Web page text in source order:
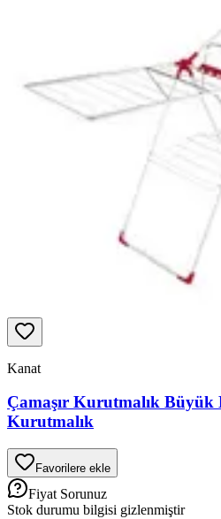
Kanat
Çamaşır Kurutmalık Büyük
Kurutmalık
Favorilere ekle
Fiyat Sorunuz
Stok durumu bilgisi gizlenmiştir